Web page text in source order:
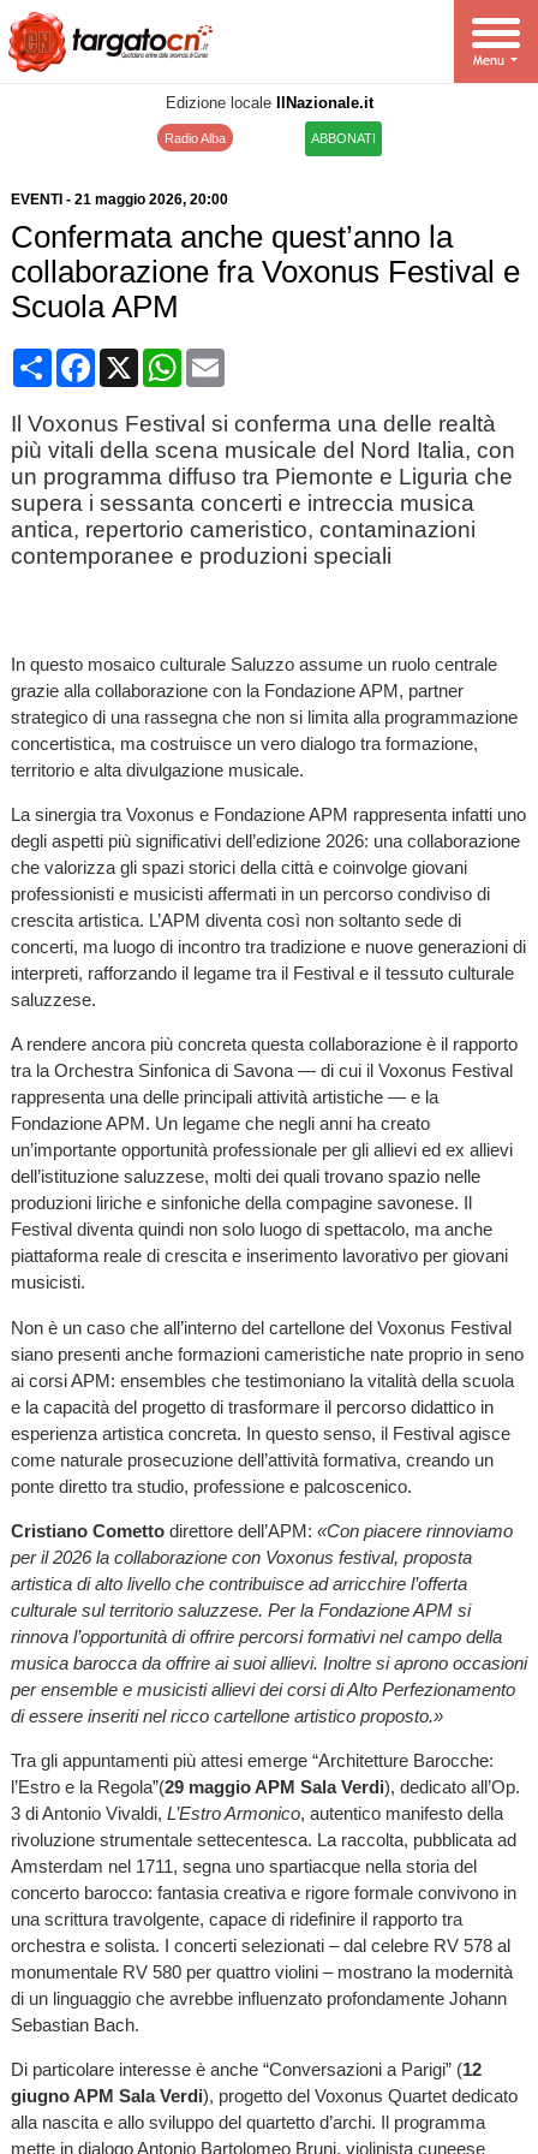
Edizione locale IlNazionale.it
Radio Alba ABBONATI
EVENTI - 21 maggio 2026, 20:00
Confermata anche quest’anno la
collaborazione fra Voxonus Festival e
Scuola APM
CondividiFacebook
X WhatsApp
Email
Il Voxonus Festival si conferma una delle realtà
più vitali della scena musicale del Nord Italia, con
un programma diffuso tra Piemonte e Liguria che
supera i sessanta concerti e intreccia musica
antica, repertorio cameristico, contaminazioni
contemporanee e produzioni speciali
In questo mosaico culturale Saluzzo assume un ruolo centrale
grazie alla collaborazione con la Fondazione APM, partner
strategico di una rassegna che non si limita alla programmazione
concertistica, ma costruisce un vero dialogo tra formazione,
territorio e alta divulgazione musicale.
La sinergia tra Voxonus e Fondazione APM rappresenta infatti uno
degli aspetti più significativi dell’edizione 2026: una collaborazione
che valorizza gli spazi storici della città e coinvolge giovani
professionisti e musicisti affermati in un percorso condiviso di
crescita artistica. L’APM diventa così non soltanto sede di
concerti, ma luogo di incontro tra tradizione e nuove generazioni di
interpreti, rafforzando il legame tra il Festival e il tessuto culturale
saluzzese.
A rendere ancora più concreta questa collaborazione è il rapporto
tra la Orchestra Sinfonica di Savona — di cui il Voxonus Festival
rappresenta una delle principali attività artistiche — e la
Fondazione APM. Un legame che negli anni ha creato
un’importante opportunità professionale per gli allievi ed ex allievi
dell’istituzione saluzzese, molti dei quali trovano spazio nelle
produzioni liriche e sinfoniche della compagine savonese. Il
Festival diventa quindi non solo luogo di spettacolo, ma anche
piattaforma reale di crescita e inserimento lavorativo per giovani
musicisti.
Non è un caso che all’interno del cartellone del Voxonus Festival
siano presenti anche formazioni cameristiche nate proprio in seno
ai corsi APM: ensembles che testimoniano la vitalità della scuola
e la capacità del progetto di trasformare il percorso didattico in
esperienza artistica concreta. In questo senso, il Festival agisce
come naturale prosecuzione dell’attività formativa, creando un
ponte diretto tra studio, professione e palcoscenico.
Cristiano Comettodirettore dell’APM: «Con piacere rinnoviamo
per il 2026 la collaborazione con Voxonus festival, proposta
artistica di alto livello che contribuisce ad arricchire l’offerta
culturale sul territorio saluzzese. Per la Fondazione APM si
rinnova l’opportunità di offrire percorsi formativi nel campo della
musica barocca da offrire ai suoi allievi. Inoltre si aprono occasioni
per ensemble e musicisti allievi dei corsi di Alto Perfezionamento
di essere inseriti nel ricco cartellone artistico proposto.»
Tra gli appuntamenti più attesi emerge “Architetture Barocche:
l’Estro e la Regola”(29 maggio APM Sala Verdi), dedicato all’Op.
3 di Antonio Vivaldi, L’Estro Armonico, autentico manifesto della
rivoluzione strumentale settecentesca. La raccolta, pubblicata ad
Amsterdam nel 1711, segna uno spartiacque nella storia del
concerto barocco: fantasia creativa e rigore formale convivono in
una scrittura travolgente, capace di ridefinire il rapporto tra
orchestra e solista. I concerti selezionati – dal celebre RV 578 al
monumentale RV 580 per quattro violini – mostrano la modernità
di un linguaggio che avrebbe influenzato profondamente Johann
Sebastian Bach.
Di particolare interesse è anche “Conversazioni a Parigi” (12
giugno APM Sala Verdi), progetto del Voxonus Quartet dedicato
alla nascita e allo sviluppo del quartetto d’archi. Il programma
mette in dialogo Antonio Bartolomeo Bruni, violinista cuneese